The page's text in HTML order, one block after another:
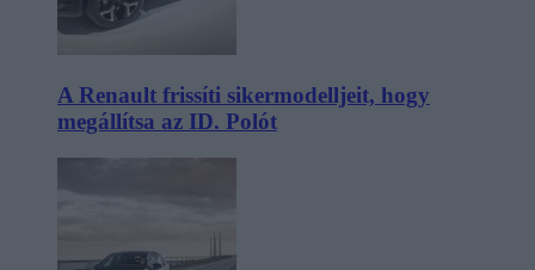
A Renault frissíti sikermodelljeit, hogy
megállítsa az ID. Polót